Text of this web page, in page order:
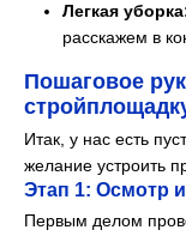
Легкая
расскажем в
Пошаговое
Итак, у нас есть
желание устроить
Этап 1: Осмотр
Первым делом